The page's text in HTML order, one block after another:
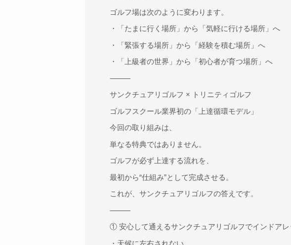
ゴルフ場は次のように変わります。
・「たまに行く場所」から「気軽に行ける場所」へ
・「緊張する場所」から「経験を積む場所」へ
・「上級者の世界」から「初心者が育つ場所」へ
⸻
サンクチュアリゴルフ × トリニティゴルフ
ゴルフスクール業界初の「上達循環モデル」
今回の取り組みは、
単なる特典ではありません。
ゴルフが必ず上達する流れを、
最初から“仕組み”として完成させる。
これが、サンクチュアリゴルフの答えです。
⸻
① 安心して通えるサンクチュアリゴルフでインドアレ
・天候に左右されない